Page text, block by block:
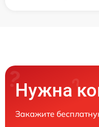
Нужна
Закажите